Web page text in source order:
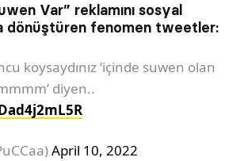
Var” reklamını sosyal
dönüştüren fenomen tweetler:
koysaydınız ‘içinde suwen olan
diyen..
April 10, 2022